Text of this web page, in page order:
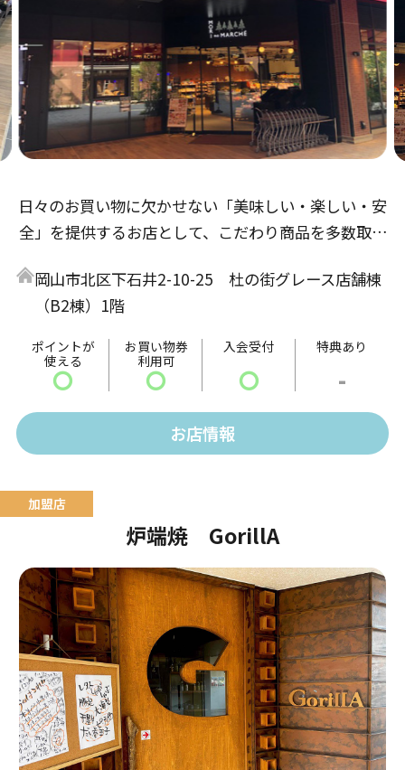
日々のお買い物に欠かせない「美味しい・楽しい・安
全」を提供するお店として、こだわり商品を多数取り
届く新鮮直送野菜」「岡山県産和牛の販売」「店内で
焼き上げる県内有名洋菓子店さん監修の焼菓子」な
ど、岡山の魅力を中心に、日本中の「美味しい」を提
供し、地域のみなさまに「楽しい」を感じられるお店
を目指しています。
岡山市北区下石井2-10-25 杜の街グレース店舗棟
（B2棟）1階
ポイントが
使える
〇
お買い物券
利用可
〇
入会受付
〇
特典あり
-
お店情報
炉端焼 GorillA